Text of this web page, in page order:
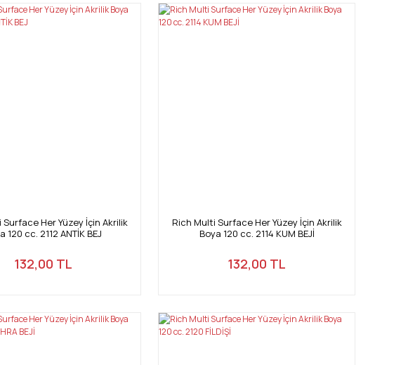
Her Yüzey İçin Akrilik
120 cc. 2112 ANTİK BEJ
132,00 TL
Rich Multi Surface Her Yüzey İçin Akrilik
Boya 120 cc. 2114 KUM BEJİ
132,00 TL